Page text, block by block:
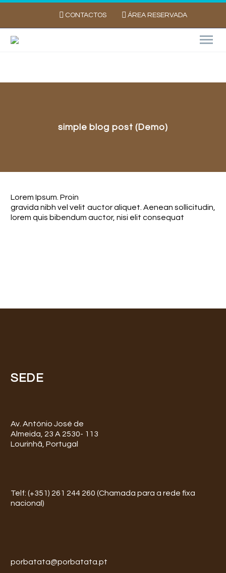
CONTACTOS ÁREA RESERVADA
simple blog post (Demo)
Lorem Ipsum. Proin
gravida nibh vel velit auctor aliquet. Aenean sollicitudin,
lorem quis bibendum auctor, nisi elit consequat
SEDE
Av. António José de
Almeida, 23 A 2530- 113
Lourinhã, Portugal
Telf: (+351) 261 244 260 (Chamada para a rede fixa
nacional)
porbatata@porbatata.pt